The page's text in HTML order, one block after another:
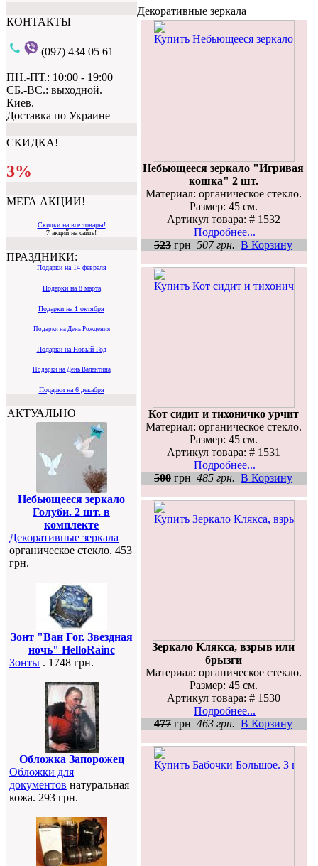
КОНТАКТЫ
(097) 434 05 61
ПН.-ПТ.: 10:00 - 19:00
СБ.-ВС.: выходной.
Киев.
Доставка по Украине
СКИДКА!
3%
МЕГА АКЦИИ!
Скидки на все товары!
7 акций на сайте!
ПРАЗДНИКИ:
Подарки на 14 февраля
Подарки на 8 марта
Подарки на 1 октября
Подарки на День Рождения
Подарки на Новый Год
Подарки на День Валентина
Подарки на 6 декабря
АКТУАЛЬНО
Небьющееся зеркало
Голуби. 2 шт. в
комплекте
Декоративные зеркала
органическое стекло. 453
грн.
Зонт "Ван Гог. Звездная
ночь" HelloRainc
Зонты . 1748 грн.
Обложка Запорожец
Обложки для
документов натуральная
кожа. 293 грн.
Декоративные зеркала
Небьющееся зеркало "Игривая
кошка" 2 шт.
Материал: органическое стекло.
Размер: 45 см.
Артикул товара: # 1532
Подробнее...
523 грн 507 грн. В Корзину
Кот сидит и тихоничко урчит
Материал: органическое стекло.
Размер: 45 см.
Артикул товара: # 1531
Подробнее...
500 грн 485 грн. В Корзину
Зеркало Клякса, взрыв или
брызги
Материал: органическое стекло.
Размер: 45 см.
Артикул товара: # 1530
Подробнее...
477 грн 463 грн. В Корзину